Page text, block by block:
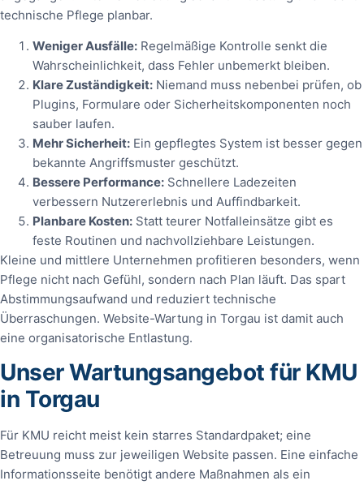
technische Pflege planbar.
Weniger Ausfälle: Regelmäßige Kontrolle senkt die
Wahrscheinlichkeit, dass Fehler unbemerkt bleiben.
Klare Zuständigkeit: Niemand muss nebenbei prüfen, ob
Plugins, Formulare oder Sicherheitskomponenten noch
sauber laufen.
Mehr Sicherheit: Ein gepflegtes System ist besser gegen
bekannte Angriffsmuster geschützt.
Bessere Performance: Schnellere Ladezeiten
verbessern Nutzererlebnis und Auffindbarkeit.
Planbare Kosten: Statt teurer Notfalleinsätze gibt es
feste Routinen und nachvollziehbare Leistungen.
Kleine und mittlere Unternehmen profitieren besonders, wenn
Pflege nicht nach Gefühl, sondern nach Plan läuft. Das spart
Abstimmungsaufwand und reduziert technische
Überraschungen. Website-Wartung in Torgau ist damit auch
eine organisatorische Entlastung.
Unser Wartungsangebot für KMU
in Torgau
Für KMU reicht meist kein starres Standardpaket; eine
Betreuung muss zur jeweiligen Website passen. Eine einfache
Informationsseite benötigt andere Maßnahmen als ein